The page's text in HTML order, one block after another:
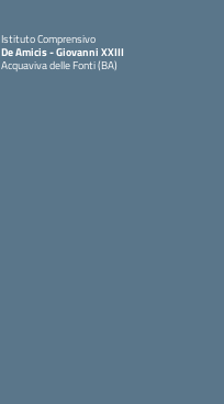
Istituto Comprensivo
De Amicis - Giovanni XXIII
Acquaviva delle Fonti (BA)
— Visita la pagina iniziale della scuola